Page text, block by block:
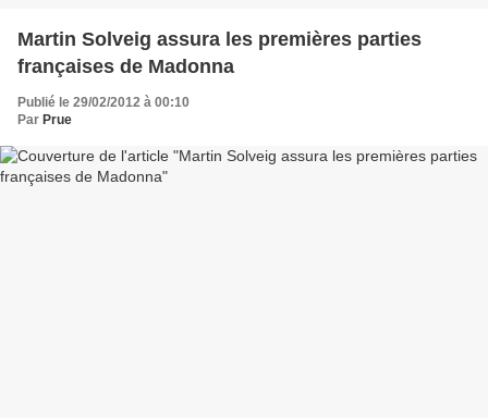
Martin Solveig assura les premières parties
françaises de Madonna
Publié le 29/02/2012 à 00:10
Par Prue